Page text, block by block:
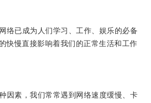
已成为人们学习、工作、娱乐的必备
快慢直接影响着我们的正常生活和工作
素，我们常常遇到网络速度缓慢、卡